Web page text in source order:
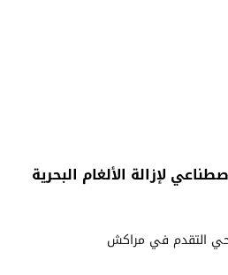
لإزالة الألغام البحرية